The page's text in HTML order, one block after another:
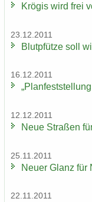
Krö­gis wird frei
23.12.2011
Blut­pfüt­ze soll
16.12.2011
12.12.2011
Neue Stra­ßen
25.11.2011
Neuer Glanz für
22.11.2011